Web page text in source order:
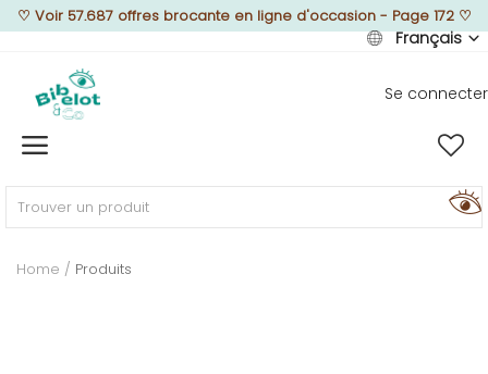
♡ Voir 57.687 offres brocante en ligne d'occasion - Page 172♡
Français
Se connecter
Home
MEUBLEZ
Home Produits